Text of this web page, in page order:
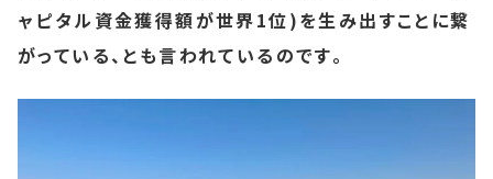
ャピタル資金獲得額が世界1位)を生み出すことに繋
がっている、とも言われているのです。